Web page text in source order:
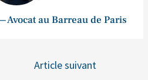
Avocat au Barreau de Paris
Article suivant